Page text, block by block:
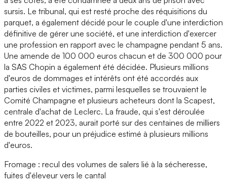
sursis. Le tribunal, qui est resté proche des réquisitions du
parquet, a également décidé pour le couple d'une interdiction
définitive de gérer une société, et une interdiction d'exercer
une profession en rapport avec le champagne pendant 5 ans.
Une amende de 100 000 euros chacun et de 300 000 pour
la SAS Chopin a également été décidée. Plusieurs millions
d'euros de dommages et intérêts ont été accordés aux
parties civiles et victimes, parmi lesquelles se trouvaient le
Comité Champagne et plusieurs acheteurs dont la Scapest,
centrale d'achat de Leclerc. La fraude, qui s'est déroulée
entre 2022 et 2023, aurait porté sur des centaines de milliers
de bouteilles, pour un préjudice estimé à plusieurs millions
d'euros.
Fromage : recul des volumes de salers lié à la sécheresse,
fuites d'éleveur vers le cantal